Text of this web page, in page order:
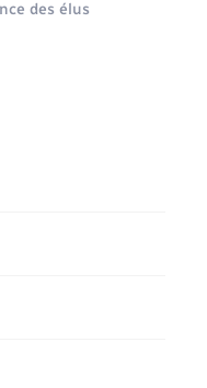
des élus